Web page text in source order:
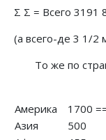
Σ Σ = Всего 3191
(а всего-де 3 1/2
То же по
Америка
1700
Азия
500